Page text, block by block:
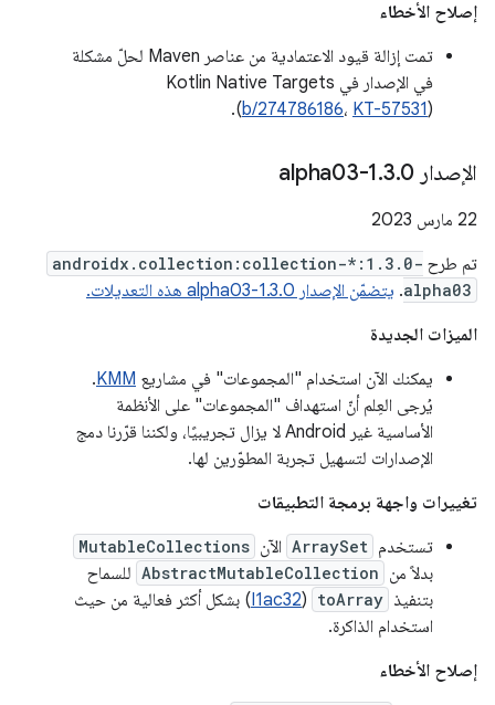
إصلاح الأخطاء
تمت إزالة قيود الاعتمادية من عناصر Maven لحلّ مشكلة
في الإصدار في Kotlin Native Targets
(b/274786186، KT-57531).
الإصدار 1 .3.0-alpha03
‫22 مارس 2023
تم طرح androidx.collection:collection-*:1.3.0-
alpha03
. يتضمّن الإصدار 1.3.0-alpha03 هذه التعديلات.
الميزات الجديدة
يمكنك الآن استخدام "المجموعات" في مشاريع KMM
.
يُرجى العِلم أنّ استهداف "المجموعات" على الأنظمة
الأساسية غير Android لا يزال تجريبيًا، ولكننا قرّرنا دمج
الإصدارات لتسهيل تجربة المطوّرين لها.
تغييرات واجهة برمجة التطبيقات
تستخدم ArraySet الآن MutableCollections
بدلاً من AbstractMutableCollection للسماح
بتنفيذ toArray
(
I1ac32) بشكل أكثر فعالية من حيث
استخدام الذاكرة.
إصلاح الأخطاء